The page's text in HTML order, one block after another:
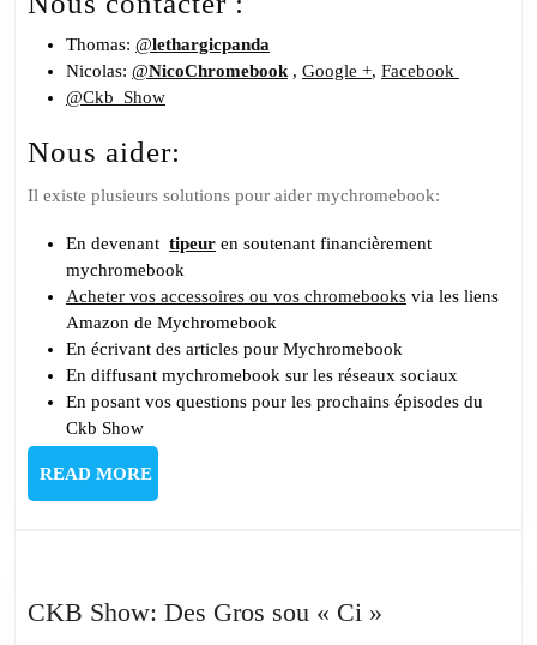
Thomas: @lethargicpanda
Nicolas: @NicoChromebook, Google +, Facebook
@Ckb_Show
Nous aider:
Il existe plusieurs solutions pour aider mychromebook:
En devenant tipeur en soutenant financièrement
mychromebook
Acheter vos accessoires ou vos chromebooks via les liens
Amazon de Mychromebook
En écrivant des articles pour Mychromebook
En diffusant mychromebook sur les réseaux sociaux
En posant vos questions pour les prochains épisodes du
Ckb Show
READ MOREREAD
MORE
CKB Show: Des Gros sou « Ci »